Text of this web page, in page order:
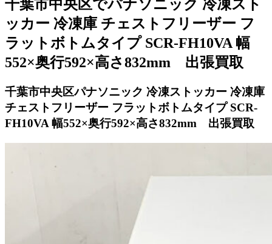
千葉市中央区でパナソニック 冷凍スト
ッカー 冷凍庫 チェストフリーザー フ
ラットボトムタイプ SCR-FH10VA 幅
552×奥行592×高さ832mm 出張買取
千葉市中央区パナソニック 冷凍ストッカー 冷凍庫
チェストフリーザー フラットボトムタイプ SCR-
FH10VA 幅552×奥行592×高さ832mm 出張買取